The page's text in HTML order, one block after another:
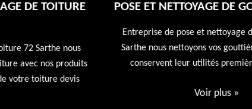
POSE ET NETTOYAGE DE GOUTTIÈRES 72
Entreprise de pose et nettoyage de gouttières 72
Sarthe nous nettoyons vos gouttières afin qu'elles
conservent leur utilités première devis offert